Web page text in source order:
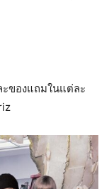
ของแถมในแต่ละ